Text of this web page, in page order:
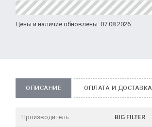
Цены и наличие обновлены: 07.08.2026
ОПИСАНИЕ ОПЛАТА И ДОСТАВКА
Производитель: BIG FILTER